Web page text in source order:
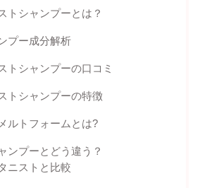
トシャンプーとは？
プー成分解析
トシャンプーの口コミ
トシャンプーの特徴
ルトフォームとは?
ンプーとどう違う？
ニストと比較